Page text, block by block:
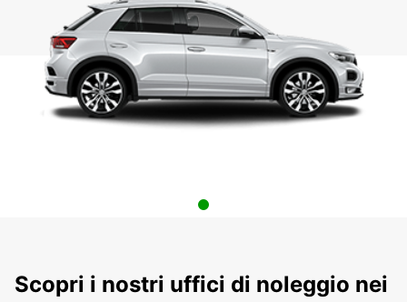
Scopri i nostri uffici di noleggio nei